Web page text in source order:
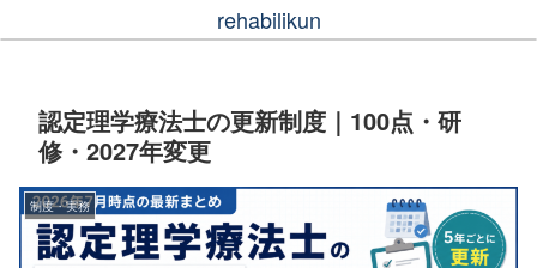
rehabilikun
認定理学療法士の更新制度｜100点・研
修・2027年変更
制度・実務